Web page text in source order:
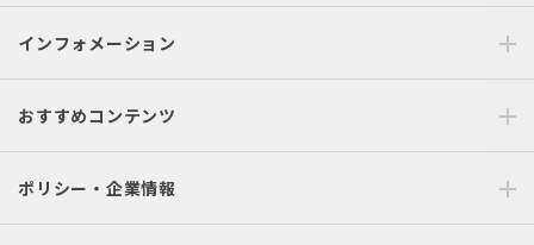
インフォメーション
おすすめコンテンツ
ポリシー・企業情報